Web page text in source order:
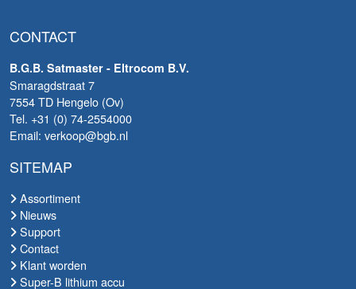
CONTACT
B.G.B. Satmaster - Eltrocom B.V.
Smaragdstraat 7
7554 TD Hengelo (Ov)
Tel. +31 (0) 74-2554000
Email: verkoop@bgb.nl
SITEMAP
Assortiment
Nieuws
Support
Contact
Klant worden
Super-B lithium accu